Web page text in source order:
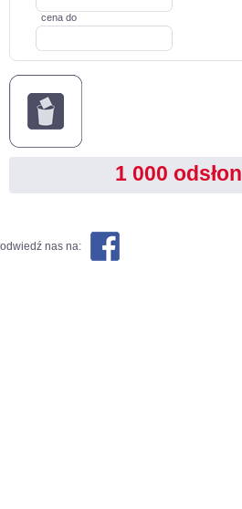
cena do
1 000 odsłon
odwiedź nas na: